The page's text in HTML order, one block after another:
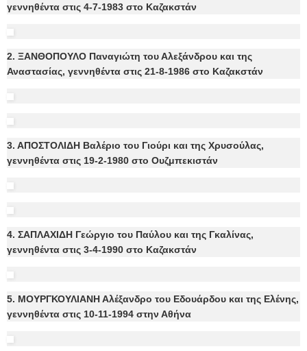
γεννηθέντα στις 4-7-1983 στο Καζακστάν
2. ΞΑΝΘΟΠΟΥΛΟ Παναγιώτη του Αλεξάνδρου και της
Αναστασίας, γεννηθέντα στις 21-8-1986 στο Καζακστάν
3. ΑΠΟΣΤΟΛΙΔΗ Βαλέριο του Γιούρι και της Χρυσούλας,
γεννηθέντα στις 19-2-1980 στο Ουζμπεκιστάν
4. ΣΑΠΛΑΧΙΔΗ Γεώργιο του Παύλου και της Γκαλίνας,
γεννηθέντα στις 3-4-1990 στο Καζακστάν
5. ΜΟΥΡΓΚΟΥΛΙΑΝΗ Αλέξανδρο του Εδουάρδου και της Ελένης,
γεννηθέντα στις 10-11-1994 στην Αθήνα